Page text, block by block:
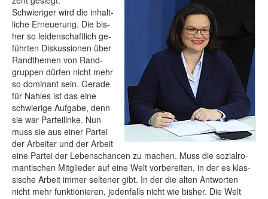
Schwie­ri­ger wird die in­halt­
li­che Er­neue­rung. Die bis­
her so lei­den­schaft­lich ge­
führ­ten Dis­kus­sio­nen über
Rand­the­men von Rand­
grup­pen dür­fen nicht mehr
so do­mi­nant sein. Gera­de
für Nah­les ist das ei­ne
schwie­ri­ge Auf­ga­be, denn
sie war Par­tei­lin­ke. Nun
muss sie aus ei­ner Par­tei
der Ar­bei­ter und der Ar­beit
ei­ne Par­tei der Le­bens­chan­cen zu ma­chen. Muss die so­zi­al­ro­
man­ti­schen Mit­glie­der auf ei­ne Welt vor­be­rei­ten, in der es klas­
si­sche Ar­beit im­mer sel­te­ner gibt. In der die al­ten Ant­wor­ten
nicht mehr funk­tio­nie­ren, je­den­falls nicht wie bis­her. Die Welt